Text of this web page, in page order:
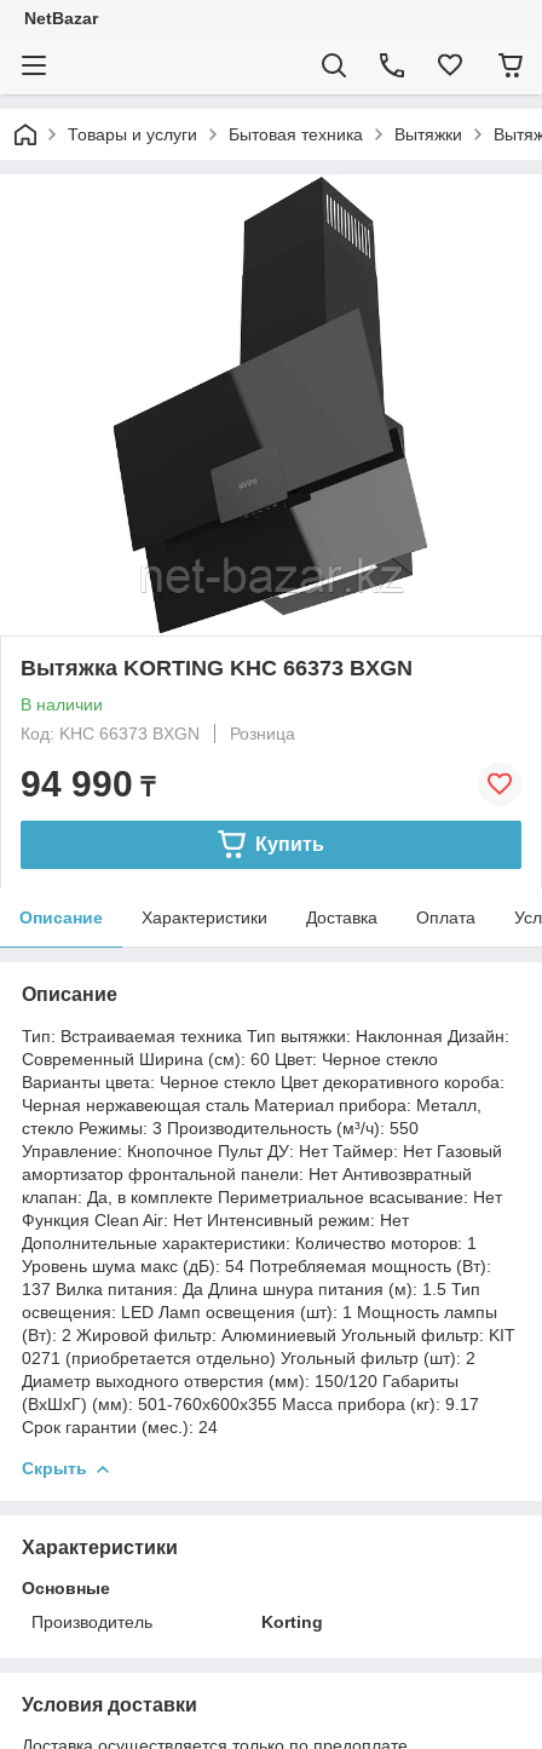
NetBazar
Товары и услуги Бытовая техника Вытяжки
Вытяжка KORTING KHC 66373 BXGN
В наличии
Код: KHC 66373 BXGN
Розница
94 990 ₸
Купить
Описание Характеристики Доставка Оплата
Описание
Тип: Встраиваемая техника Тип вытяжки: Наклонная Дизайн:
Современный Ширина (см): 60 Цвет: Черное стекло
Варианты цвета: Черное стекло Цвет декоративного короба:
Черная нержавеющая сталь Материал прибора: Металл,
стекло Режимы: 3 Производительность (м³/ч): 550
Управление: Кнопочное Пульт ДУ: Нет Таймер: Нет Газовый
амортизатор фронтальной панели: Нет Антивозвратный
клапан: Да, в комплекте Периметриальное всасывание: Нет
Функция Clean Air: Нет Интенсивный режим: Нет
Дополнительные характеристики: Количество моторов: 1
Уровень шума макс (дБ): 54 Потребляемая мощность (Вт):
137 Вилка питания: Да Длина шнура питания (м): 1.5 Тип
освещения: LED Ламп освещения (шт): 1 Мощность лампы
(Вт): 2 Жировой фильтр: Алюминиевый Угольный фильтр: KIT
0271 (приобретается отдельно) Угольный фильтр (шт): 2
Диаметр выходного отверстия (мм): 150/120 Габариты
(ВхШхГ) (мм): 501-760х600х355 Масса прибора (кг): 9.17
Срок гарантии (мес.): 24
Скрыть
Характеристики
Основные
Производитель
Korting
Условия доставки
Доставка осуществляется только по предоплате.